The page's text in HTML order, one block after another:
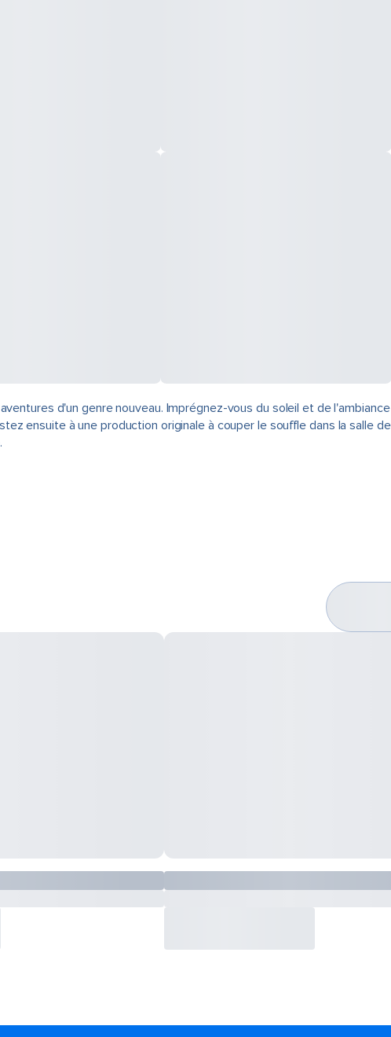
d'un genre nouveau. Imprégnez-vous du soleil et de l'ambiance
ensuite à une production originale à couper le souffle dans la salle de